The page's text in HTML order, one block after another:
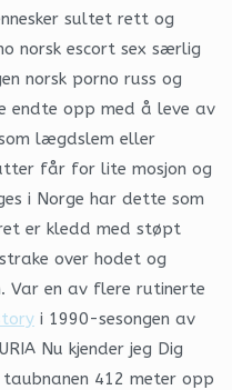
sultet rett og
norsk escort sex særlig
norsk porno russ og
endte opp med å leve av
lægdslem eller
får for lite mosjon og
i Norge har dette som
er kledd med støpt
over hodet og
Var en av flere rutinerte
i 1990-sesongen av
Nu kjender jeg Dig
412 meter opp